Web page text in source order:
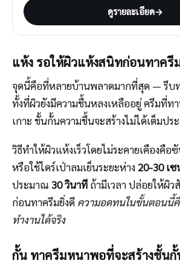
ดูรายละเอียด→
แห้ง รอให้ผิวแห้งสนิทก่อนทาครี
จุดนี้คือที่หลายบ้านพลาดมากที่สุด — รีบ
ทั้งที่ผิวยังมีความชื้นหลงเหลืออยู่ ครีมที่ท
เกาะ ชั้นกั้นความชื้นจะสร้างไม่ได้เต็มปร
วิธีทำให้ผิวแห้งเร็วโดยไม่ระคายเคืองคือ
หรือใช้ไดร์เป่าลมเย็นระยะห่าง20-30 เซ
ประมาณ 30 วินาที ถ้ามีเวลา ปล่อยให้ผิ
ก่อนทาครีมยิ่งดี ความอดทนในขั้นตอนนี้
ทำงานได้จริง
กั้น ทาครีมหนาพอที่จะสร้างชั้น